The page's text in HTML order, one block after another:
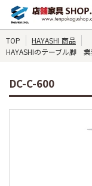
TOP
HAYASHI 商品
HAYASHIのテーブル脚
DC-C-600